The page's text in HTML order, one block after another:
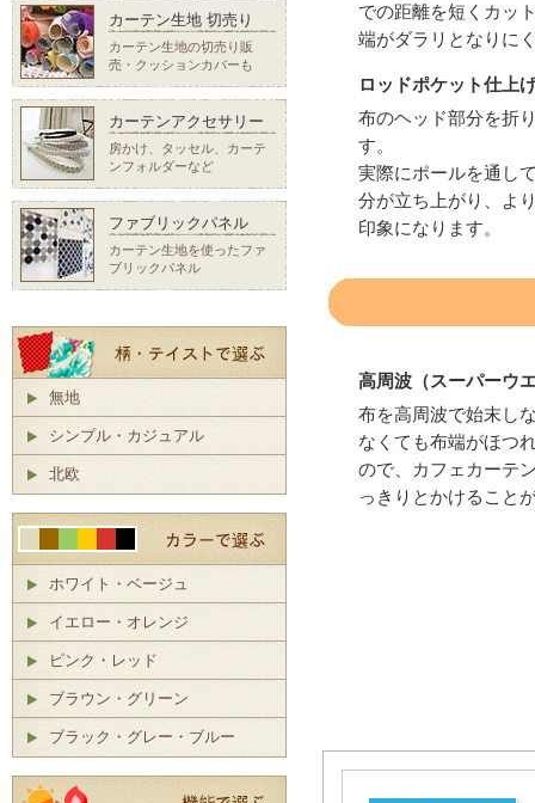
での距離を短くカッ
端がダラリとなりに
ロッドポケット仕上
布のヘッド部分を折
す。
実際にポールを通し
分が立ち上がり、よ
印象になります。
高周波（スーパーウ
布を高周波で始末し
なくても布端がほつ
ので、カフェカーテ
っきりとかけること
カーテン生地 切売り
カーテン生地の切売り販
売・クッションカバーも
カーテンアクセサリー
房かけ、タッセル、カーテ
ンフォルダーなど
ファブリックパネル
カーテン生地を使ったファ
ブリックパネル
無地
シンプル・カジュアル
北欧
ホワイト・ベージュ
イエロー・オレンジ
ピンク・レッド
ブラウン・グリーン
ブラック・グレー・ブルー